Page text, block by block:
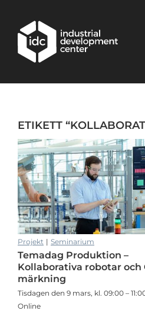
ETIKETT
Projekt | Seminarium
Temadag Produktion –
Kollaborativa robotar och
märkning
Tisdagen den 9 mars, kl. 09:00 –
Online